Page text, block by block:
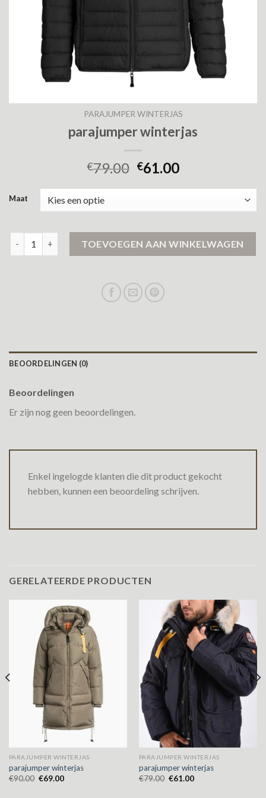
PARAJUMPER WINTERJAS
parajumper winterjas
€79.00 €61.00
Maat
TOEVOEGEN AAN WINKELWAGEN
BEOORDELINGEN (0)
Beoordelingen
Er zijn nog geen beoordelingen.
Enkel ingelogde klanten die dit product gekocht
hebben, kunnen een beoordeling schrijven.
GERELATEERDE PRODUCTEN
PARAJUMPER WINTERJAS
parajumper winterjas
€90.00 €69.00
PARAJUMPER WINTERJAS
parajumper winterjas
€79.00 €61.00